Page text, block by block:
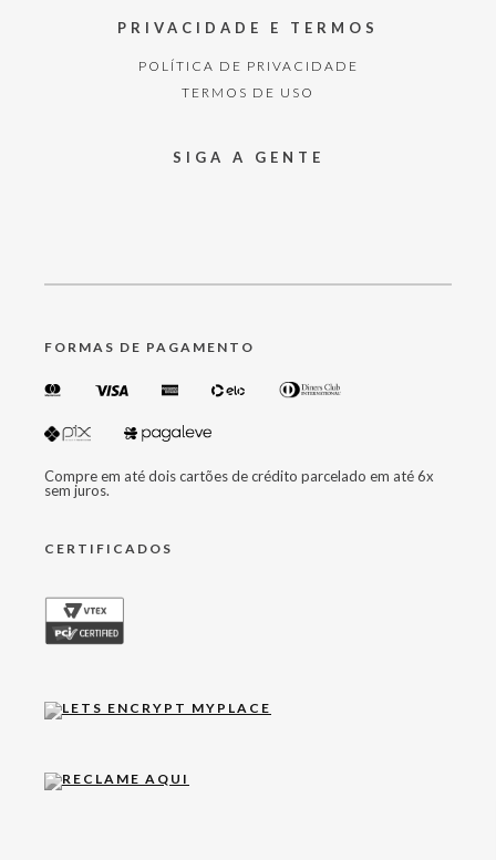
PRIVACIDADE E TERMOS
POLÍTICA DE PRIVACIDADE
TERMOS DE USO
SIGA A GENTE
FORMAS DE PAGAMENTO
Compre em até dois cartões de crédito parcelado em até 6x
sem juros.
CERTIFICADOS